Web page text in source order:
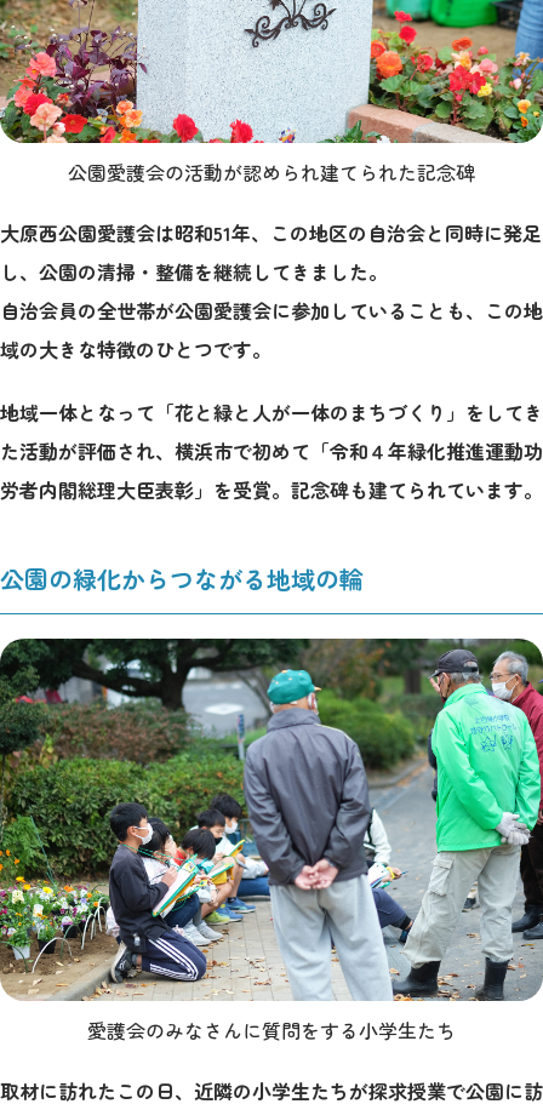
公園愛護会の活動が認められ建てられた記念碑
大原西公園愛護会は昭和51年、この地区の自治会と同時に発足
し、公園の清掃・整備を継続してきました。
自治会員の全世帯が公園愛護会に参加していることも、この地
域の大きな特徴のひとつです。
地域一体となって「花と緑と人が一体のまちづくり」をしてき
た活動が評価され、横浜市で初めて「令和４年緑化推進運動功
労者内閣総理大臣表彰」を受賞。記念碑も建てられています。
公園の緑化からつながる地域の輪
愛護会のみなさんに質問をする小学生たち
取材に訪れたこの日、近隣の小学生たちが探求授業で公園に訪